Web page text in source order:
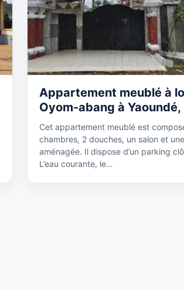
Appartement meublé à
Oyom-abang à Yaoundé,
Cet appartement meublé est
chambres, 2 douches, un salon et
aménagée. Il dispose d’un parking
L’eau courante, le…